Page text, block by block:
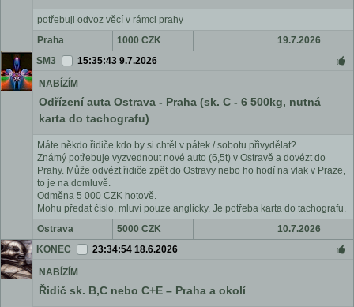
potřebuji odvoz věcí v rámci prahy
Praha
1000 CZK
19.7.2026
SM3
15:35:43 9.7.2026
NABÍZÍM
Odřízení auta Ostrava - Praha (sk. C - 6 500kg, nutná
karta do tachografu)
Máte někdo řidiče kdo by si chtěl v pátek / sobotu přivydělat?
Známý potřebuje vyzvednout nové auto (6,5t) v Ostravě a dovézt do
Prahy. Může odvézt řidiče zpět do Ostravy nebo ho hodí na vlak v Praze,
to je na domluvě.
Odměna 5 000 CZK hotově.
Mohu předat číslo, mluví pouze anglicky. Je potřeba karta do tachografu.
Ostrava
5000 CZK
10.7.2026
KONEC
23:34:54 18.6.2026
NABÍZÍM
Řidič sk. B,C nebo C+E – Praha a okolí